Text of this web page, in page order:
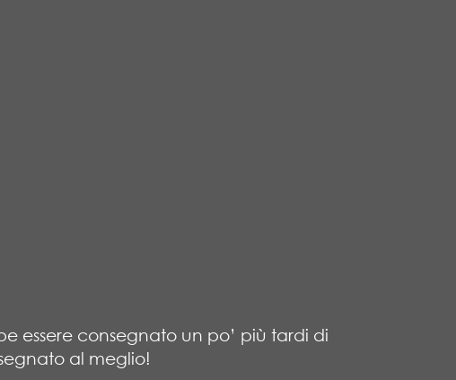
essere consegnato un po’ più tardi di
al meglio!